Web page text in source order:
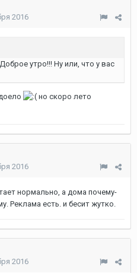
2016
Доброе утро!!! Ну или, что у вас
но скоро лето
2016
нормально, а дома почему-
Реклама есть. и бесит жутко.
2016